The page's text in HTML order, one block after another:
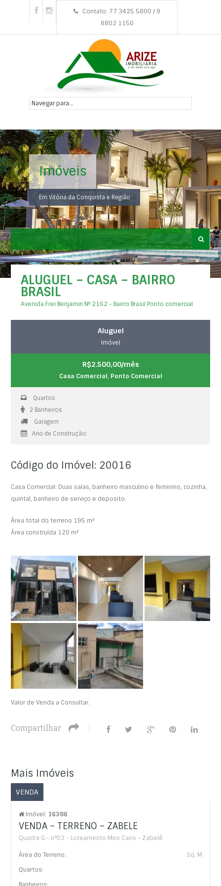
Contato: 77 3425 5800 / 9
8802 1150
Imóveis
Em Vitória da Conquista e Região
ALUGUEL – CASA – BAIRRO
BRASIL
Avenida Frei Benjamin Nº 2162 - Bairro Brasil Ponto comercial
Aluguel
Imóvel
R$2.500,00/mês
Casa Comercial, Ponto Comercial
Quartos
2 Banheiros
Garagem
Ano de Construção:
Código do Imóvel: 20016
Casa Comercial: Duas salas, banheiro masculino e feminino, cozinha,
quintal, banheiro de serviço e deposito.
Área total do terreno 195 m²
Área construída 120 m²
Valor de Venda a Consultar.
Compartilhar
Mais Imóveis
VENDA
Imóvel: 16386
VENDA – TERRENO – ZABELE
Quadra G - n°03 - Loteamento Miro Cairo - Zabelê
Área do Terreno:
Sq. M
Quartos:
Banheiros: